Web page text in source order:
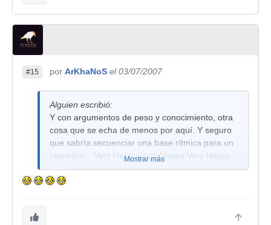
#15 por ArKhaNoS el 03/07/2007
Alguien escribió:
Y con argumentos de peso y conocimiento, otra
cosa que se echa de menos por aquí. Y seguro
que sabría secuenciar una base rítmica para un
reguetón... Very Happy Very Happy Very Happy
Mostrar más